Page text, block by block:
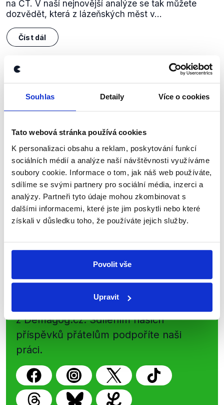
Souhlas Detaily Více o cookies
Tato webová stránka používá cookies
K personalizaci obsahu a reklam, poskytování funkcí
sociálních médií a analýze naší návštěvnosti využíváme
soubory cookie. Informace o tom, jak náš web používáte,
sdílíme se svými partnery pro sociální média, inzerci a
analýzy. Partneři tyto údaje mohou zkombinovat s
dalšími informacemi, které jste jim poskytli nebo které
získali v důsledku toho, že používáte jejich služby.
Povolit vše
Upravit
na ČT. V naší nejnovější analýze se tak můžete
dozvědět, která z lázeňských měst v...
Číst dál
Zůstaňme v kontaktu
Přihlaste se k odběru našeho
kanálu, kde pravidelně přinášíme
shrnutí nejzajímavějších článků a analýz.
Začněte nás odebírat, a mějte tak
přehled o tom, jaké dezinformace a
nepravdy se zrovna v Česku šíří.
Sociální sítě
Nenechte si ujít nejnovější události
z Demagog.cz. Sdílením našich
příspěvků přátelům podpoříte naši
práci.